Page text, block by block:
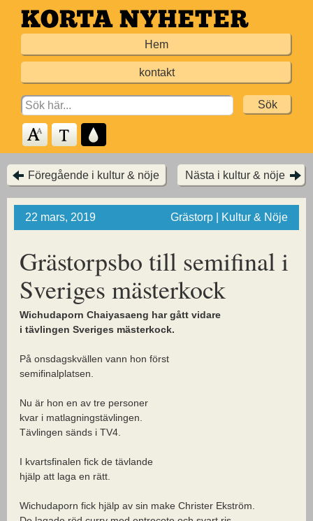
Hoppa
till
Hem
kontakt
Search
for:
Föregående i kultur & nöje Nästa i kultur & nöje
22 mars, 2019 Grästorp | Kultur & Nöje
Grästorpsbo till semifinal i
Sveriges mästerkock
Wichudaporn Chaiyasaeng har gått vidare
i tävlingen Sveriges mästerkock.
På onsdagskvällen vann hon först
semifinalplatsen.
Nu är hon en av tre personer
kvar i matlagningstävlingen.
Tävlingen sänds i TV4.
I kvartsfinalen fick de tävlande
hjälp att laga en rätt.
Wichudaporn fick hjälp av sin make Christer Ekström.